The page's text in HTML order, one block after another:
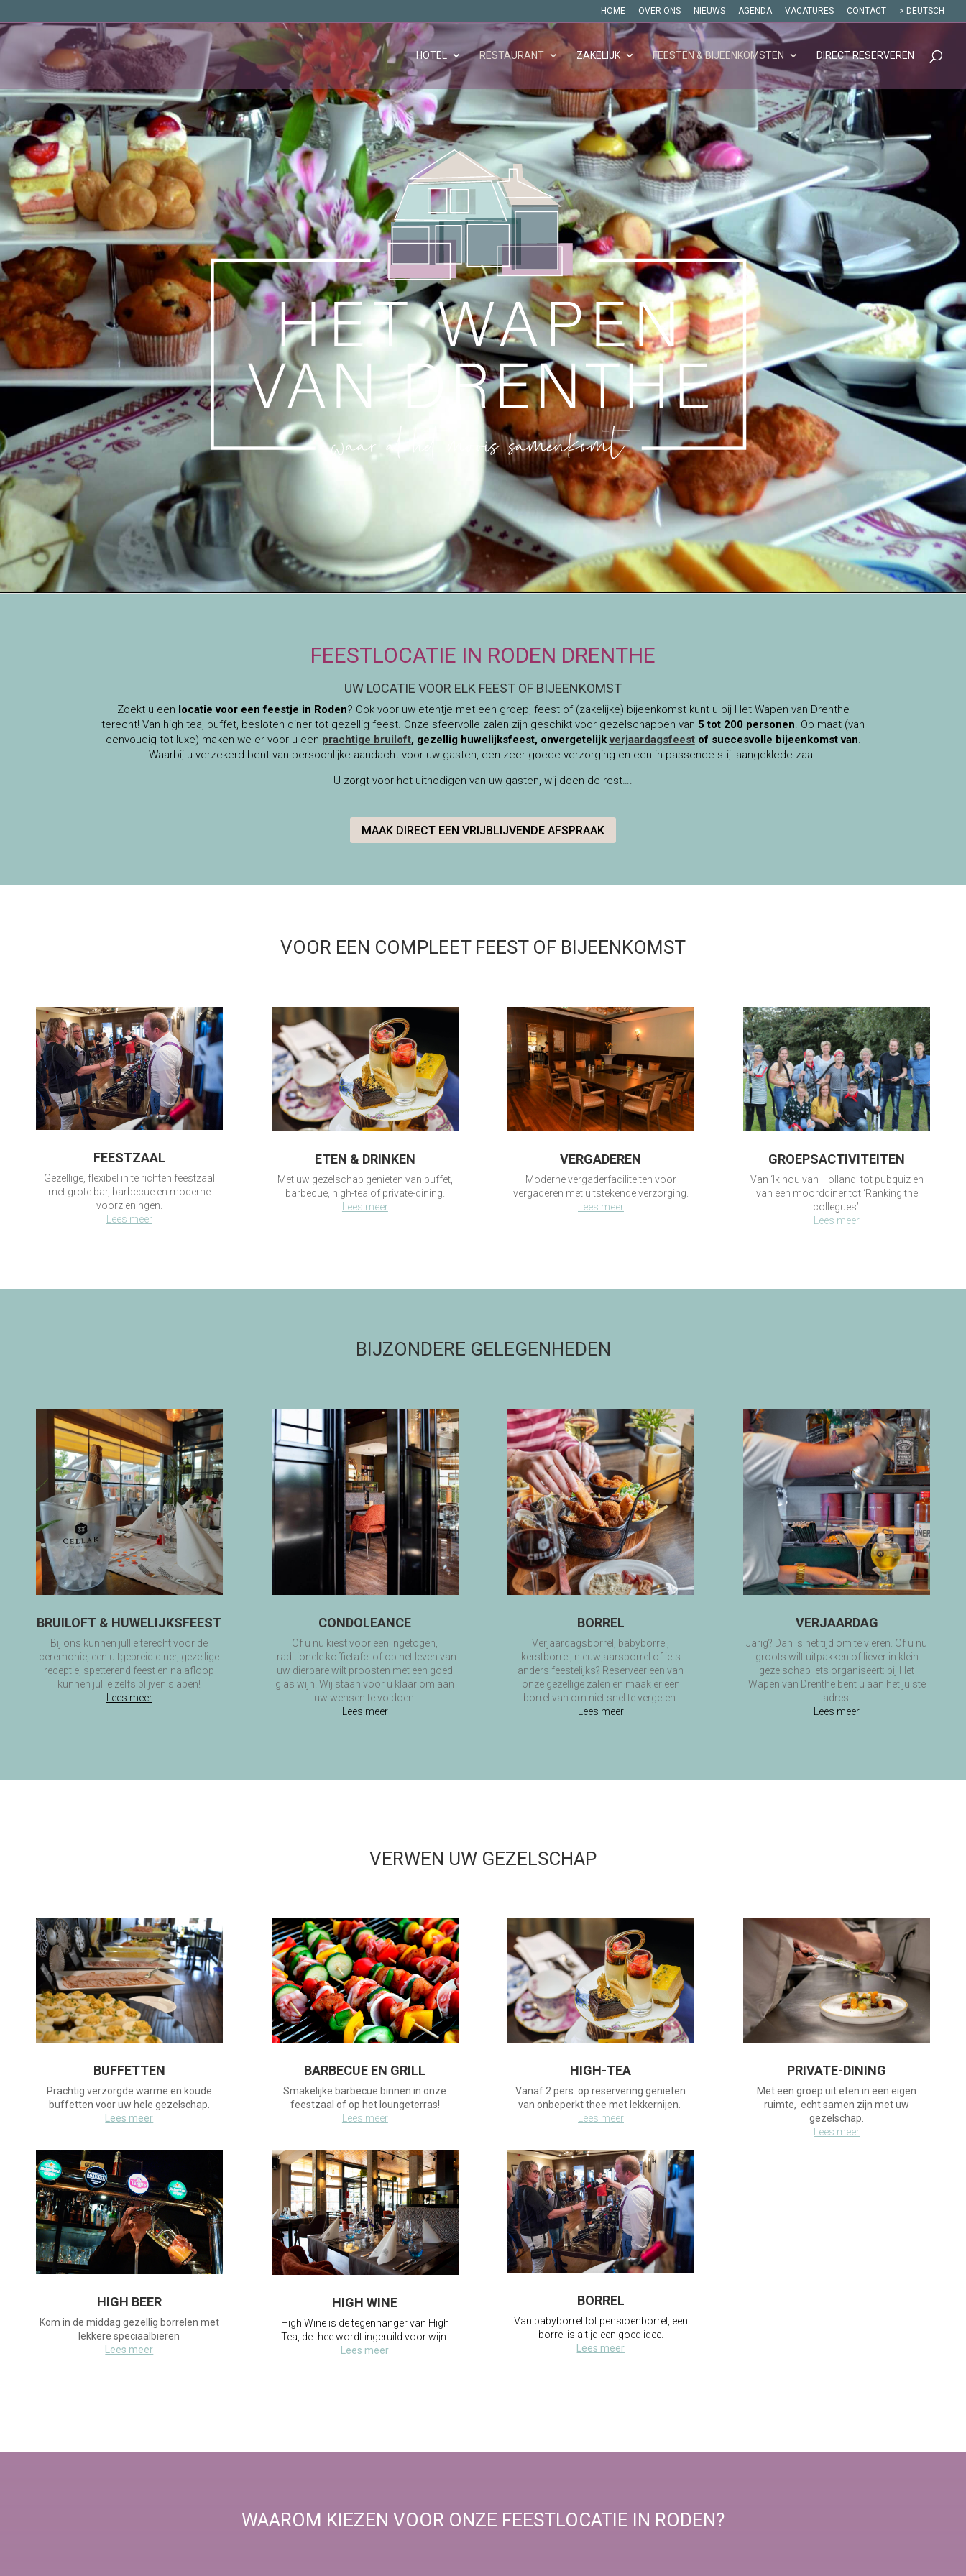
HOME OVER ONS NIEUWS AGENDA VACATURES CONTACT > DEUTSCH
HOTEL RESTAURANT ZAKELIJK FEESTEN & BIJEENKOMSTEN DIRECT RESERVEREN
FEESTLOCATIE IN RODEN DRENTHE
UW LOCATIE VOOR ELK FEEST OF BIJEENKOMST
Zoekt u een locatie voor een feestje in Roden? Ook voor uw etentje met een groep, feest of (zakelijke) bijeenkomst kunt u bij Het Wapen van Drenthe
terecht! Van high tea, buffet, besloten diner tot gezellig feest. Onze sfeervolle zalen zijn geschikt voor gezelschappen van 5 tot 200 personen. Op maat (van
eenvoudig tot luxe) maken we er voor u een prachtige bruiloft, gezellig huwelijksfeest, onvergetelijkverjaardagsfeestof succesvolle bijeenkomst van.
Waarbij u verzekerd bent van persoonlijke aandacht voor uw gasten, een zeer goede verzorging en een in passende stijl aangeklede zaal.
U zorgt voor het uitnodigen van uw gasten, wij doen de rest….
MAAK DIRECT EEN VRIJBLIJVENDE AFSPRAAK
VOOR EEN COMPLEET FEEST OF BIJEENKOMST
FEESTZAAL
Gezellige, flexibel in te richten feestzaal
met grote bar, barbecue en moderne
voorzieningen.
Lees meer
ETEN & DRINKEN
Met uw gezelschap genieten van buffet,
barbecue, high-tea of private-dining.
Lees meer
VERGADEREN
Moderne vergaderfaciliteiten voor
vergaderen met uitstekende verzorging.
Lees meer
GROEPSACTIVITEITEN
Van ‘Ik hou van Holland’ tot pubquiz en
van een moorddiner tot ‘Ranking the
collegues’.
Lees meer
BIJZONDERE GELEGENHEDEN
BRUILOFT & HUWELIJKSFEEST
Bij ons kunnen jullie terecht voor de
ceremonie, een uitgebreid diner, gezellige
receptie, spetterend feest en na afloop
kunnen jullie zelfs blijven slapen!
Lees meer
CONDOLEANCE
Of u nu kiest voor een ingetogen,
traditionele koffietafel of op het leven van
uw dierbare wilt proosten met een goed
glas wijn. Wij staan voor u klaar om aan
uw wensen te voldoen.
Lees meer
BORREL
Verjaardagsborrel, babyborrel,
kerstborrel, nieuwjaarsborrel of iets
anders feestelijks? Reserveer een van
onze gezellige zalen en maak er een
borrel van om niet snel te vergeten.
Lees meer
VERJAARDAG
Jarig? Dan is het tijd om te vieren. Of u nu
groots wilt uitpakken of liever in klein
gezelschap iets organiseert: bij Het
Wapen van Drenthe bent u aan het juiste
adres.
Lees meer
VERWEN UW GEZELSCHAP
BUFFETTEN
Prachtig verzorgde warme en koude
buffetten voor uw hele gezelschap.
Lees meer
HIGH BEER
Kom in de middag gezellig borrelen met
lekkere speciaalbieren
Lees meer
BARBECUE EN GRILL
Smakelijke barbecue binnen in onze
feestzaal of op het loungeterras!
Lees meer
HIGH WINE
High Wine is de tegenhanger van High
Tea, de thee wordt ingeruild voor wijn.
Lees meer
HIGH-TEA
Vanaf 2 pers. op reservering genieten
van onbeperkt thee met lekkernijen.
Lees meer
BORREL
Van babyborrel tot pensioenborrel, een
borrel is altijd een goed idee.
Lees meer
PRIVATE-DINING
Met een groep uit eten in een eigen
ruimte, echt samen zijn met uw
gezelschap.
Lees meer
WAAROM KIEZEN VOOR ONZE FEESTLOCATIE IN RODEN?